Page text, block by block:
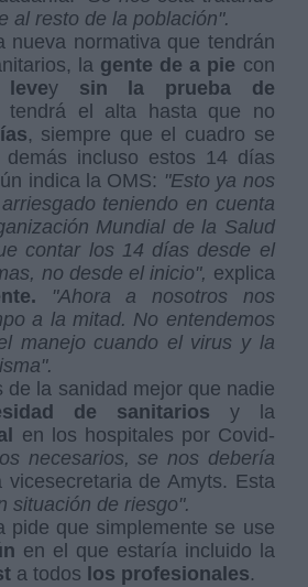
al resto de la población".
nueva normativa que tendrán
la gente de a pie con
levey sin la prueba de
tendrá el alta hasta que no
, siempre que el cuadro se
demás incluso estos 14 días
indica la OMS: "Esto ya nos
teniendo en cuenta
Mundial de la Salud
contar los 14 días desde el
no desde el inicio", explica
"Ahora a nosotros nos
a la mitad. No entendemos
manejo cuando el virus y la
de la sanidad mejor que nadie
de sanitarios y la
en los hospitales por Covid-
necesarios, se nos debería
vicesecretaria de Amyts. Esta
situación de riesgo".
pide que simplemente se use
en el que estaría incluido la
a todos los profesionales.